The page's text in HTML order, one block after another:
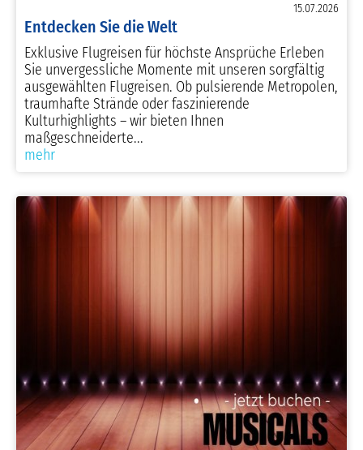
15.07.2026
Entdecken Sie die Welt
Exklusive Flugreisen für höchste Ansprüche Erleben
Sie unvergessliche Momente mit unseren sorgfältig
ausgewählten Flugreisen. Ob pulsierende Metropolen,
traumhafte Strände oder faszinierende
Kulturhighlights – wir bieten Ihnen
maßgeschneiderte...
mehr